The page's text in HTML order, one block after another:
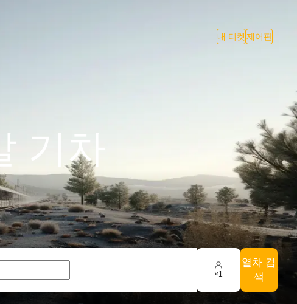
내 티켓 제어판
기차
×1
열차 검
색